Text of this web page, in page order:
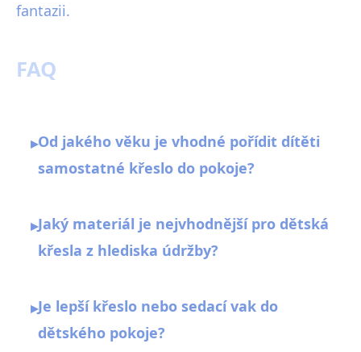
fantazii.
FAQ
▸Od jakého věku je vhodné pořídit dítěti
samostatné křeslo do pokoje?
▸Jaký materiál je nejvhodnější pro dětská
křesla z hlediska údržby?
▸Je lepší křeslo nebo sedací vak do
dětského pokoje?